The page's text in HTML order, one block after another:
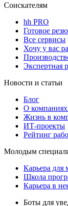
Соискателям
hh PRO
Готовое
Все сервисы
Хочу у вас
Экспертная
Новости и статьи
Блог
О
Жизнь в
ИТ-проекты
Рейтинг
Молодым
Карьера для
Школа
Карьера в
Боты для